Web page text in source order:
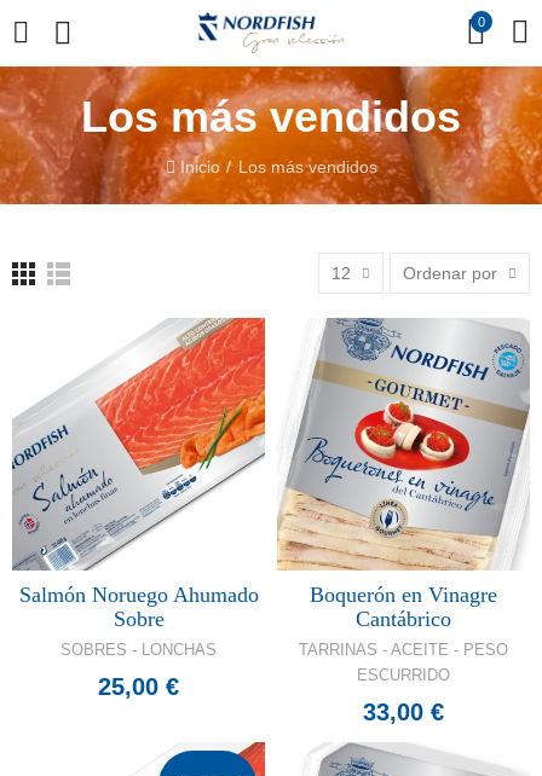
0
Los más vendidos
Inicio Los más vendidos
12 Ordenar por
Salmón Noruego Ahumado
Sobre
SOBRES - LONCHAS
25,00 €
Boquerón en Vinagre
Cantábrico
TARRINAS - ACEITE - PESO
ESCURRIDO
33,00 €